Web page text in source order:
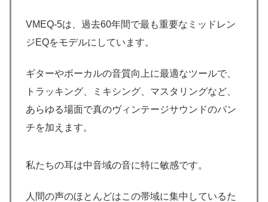
VMEQ-5は、過去60年間で最も重要なミッドレン
ジEQをモデルにしています。
ギターやボーカルの音質向上に最適なツールで、
トラッキング、ミキシング、マスタリングなど、
あらゆる場面で真のヴィンテージサウンドのパン
チを加えます。
私たちの耳は中音域の音に特に敏感です。
人間の声のほとんどはこの帯域に集中しているた